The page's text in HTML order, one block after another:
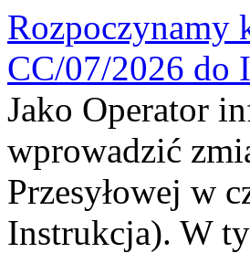
Rozpoczynamy
CC/07/2026 do
Jako Operator
wprowadzić
Przesyłowej w
Instrukcja). W